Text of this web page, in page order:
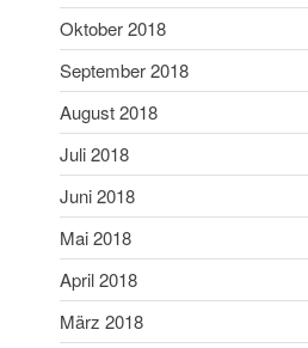
Juli
Oktober 2018
September 2018
August 2018
Juli 2018
Juni 2018
Mai 2018
April 2018
März 2018